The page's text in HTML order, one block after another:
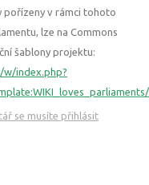
pořízeny v rámci tohoto
lze na Commons
šablony projektu:
index.php?
se musíte přihlásit